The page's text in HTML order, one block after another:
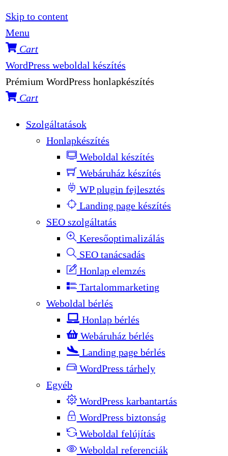
Skip to content
Menu
Cart
WordPress weboldal készítés
Prémium WordPress honlapkészítés
Cart
Szolgáltatások
Honlapkészítés
Weboldal készítés
Webáruház készítés
WP plugin fejlesztés
Landing page készítés
SEO szolgáltatás
Keresőoptimalizálás
SEO tanácsadás
Honlap elemzés
Tartalommarketing
Weboldal bérlés
Honlap bérlés
Webáruház bérlés
Landing page bérlés
WordPress tárhely
Egyéb
WordPress karbantartás
WordPress biztonság
Weboldal felújítás
Weboldal referenciák